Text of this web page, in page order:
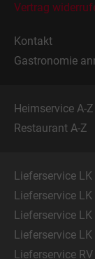
Vertrag
Kontakt
Gastronomie
Heimservice A-Z
Restaurant A-Z
Lieferservice
Lieferservice
Lieferservice
Lieferservice LK
Lieferservice